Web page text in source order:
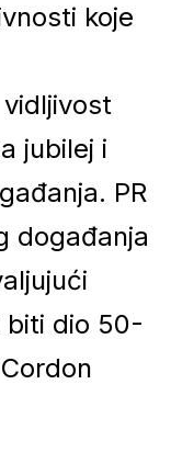
koje
jubilej i
PR
događanja
biti dio 50-